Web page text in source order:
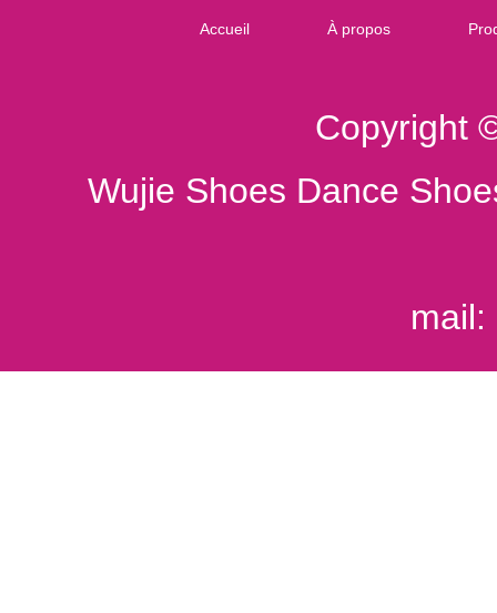
Accueil À propos
Copyright
Wujie Shoes Dance